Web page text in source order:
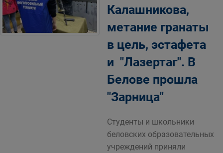
Калашникова,
метание гранаты
в цель, эстафета
и "Лазертаг". В
Белове прошла
"Зарница"
Студенты и школьники
беловских образовательных
учреждений приняли